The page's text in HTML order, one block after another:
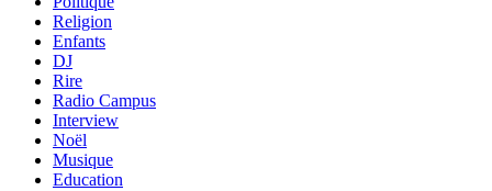
Religion
Enfants
DJ
Rire
Radio Campus
Interview
Noël
Musique
Education